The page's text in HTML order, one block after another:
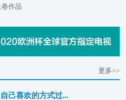
作品
更多>>
己喜欢的方式过...